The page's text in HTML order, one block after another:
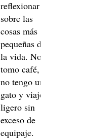
reflexionar
sobre las
cosas más
pequeñas de
la vida. No
tomo café,
no tengo un
gato y viajo
ligero sin
exceso de
equipaje.